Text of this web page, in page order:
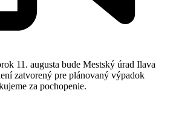
11. augusta bude Mestský úrad Ilava
zatvorený pre plánovaný výpadok
za pochopenie.